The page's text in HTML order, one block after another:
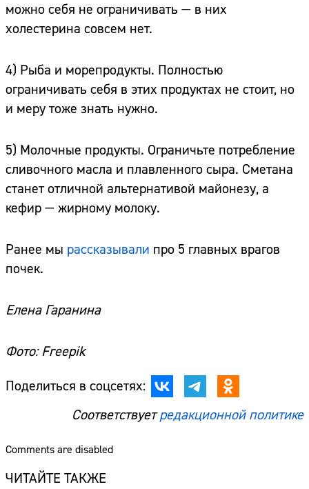
можно себя не ограничивать — в них
холестерина совсем нет.
4) Рыба и морепродукты. Полностью
ограничивать себя в этих продуктах не стоит, но
и меру тоже знать нужно.
5) Молочные продукты. Ограничьте потребление
сливочного масла и плавленного сыра. Сметана
станет отличной альтернативой майонезу, а
кефир — жирному молоку.
Ранее мы рассказывали про 5 главных врагов
почек.
Елена Гаранина
Фото: Freepik
Поделиться в соцсетях:
Соответствуетредакционной политике
Comments are disabled
ЧИТАЙТЕ ТАКЖЕ